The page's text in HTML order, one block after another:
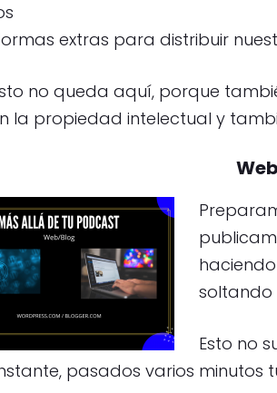
extras para distribuir
no queda aquí, porque
la propiedad intelectual y
soltando
Esto no
pasados varios minutos